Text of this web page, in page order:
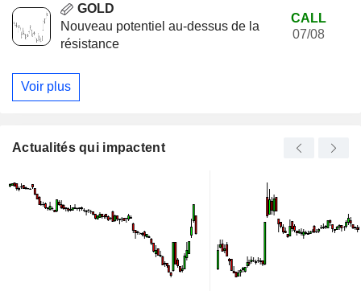
GOLD
Nouveau potentiel au-dessus de la
résistance
CALL
07/08
Voir plus
Actualités qui impactent